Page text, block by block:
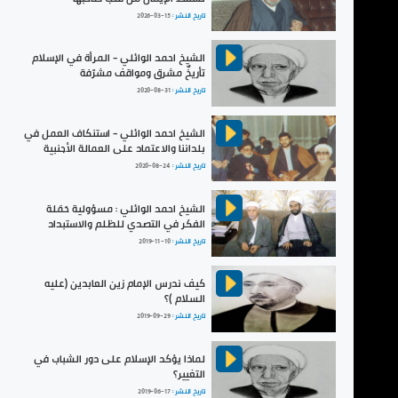
تاريخ النشر :2026-03-15
الشيخ احمد الوائلي - المرأة في الإسلام
تأريخٌ مشرق ومواقف مشرّفة
تاريخ النشر :2020-08-31
الشيخ احمد الوائلي - استنكاف العمل في
بلداننا والاعتماد على العمالة الأجنبية
تاريخ النشر : 2020-08-24
الشيخ احمد الوائلي : مسؤولية حَمَلة
الفكر في التصدي للظلم والاستبداد
تاريخ النشر :2019-11-10
كيف ندرس الإمام زين العابدين (عليه
السلام )؟
تاريخ النشر :2019-09-29
لماذا يؤكد الإسلام على دور الشباب في
التغيير؟
تاريخ النشر :2019-06-17